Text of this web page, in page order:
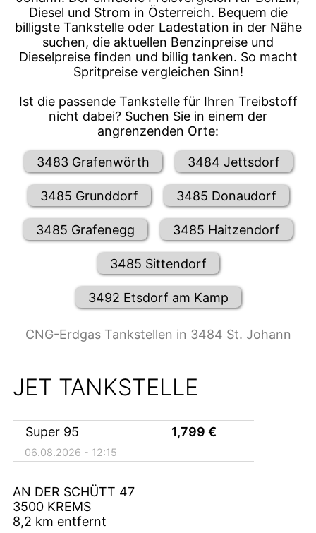
Diesel und Strom in Österreich. Bequem die
billigste Tankstelle oder Ladestation in der Nähe
suchen, die aktuellen Benzinpreise und
Dieselpreise finden und billig tanken. So macht
Spritpreise vergleichen Sinn!
Ist die passende Tankstelle für Ihren Treibstoff
nicht dabei? Suchen Sie in einem der
angrenzenden Orte:
3483 Grafenwörth 3484 Jettsdorf
3485 Grunddorf 3485 Donaudorf
3485 Grafenegg 3485 Haitzendorf
3485 Sittendorf
3492 Etsdorf am Kamp
CNG-Erdgas Tankstellen in 3484 St. Johann
JET TANKSTELLE
Super 95 1,799 €
06.08.2026 - 12:15
AN DER SCHÜTT 47
3500 KREMS
8,2 km entfernt